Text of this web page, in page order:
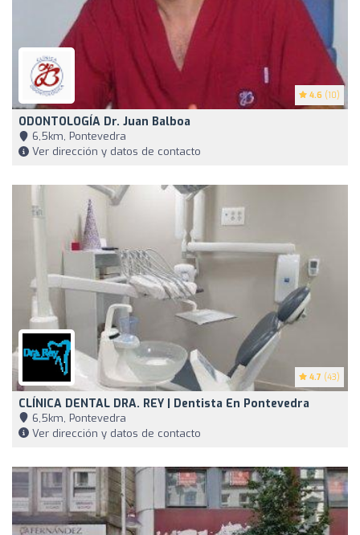
4.6 (10)
ODONTOLOGÍA Dr. Juan Balboa
6,5km, Pontevedra
Ver dirección y datos de contacto
4.7 (43)
CLÍNICA DENTAL DRA. REY | Dentista En Pontevedra
6,5km, Pontevedra
Ver dirección y datos de contacto